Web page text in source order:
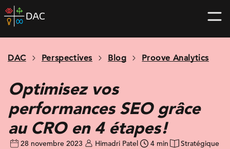
Skip
to
home
DAC Perspectives Blog Proove Analytics
Optimisez vos
performances SEO grâce
au CRO en 4 étapes!
28 novembre 2023 Himadri Patel 4 min Stratégique